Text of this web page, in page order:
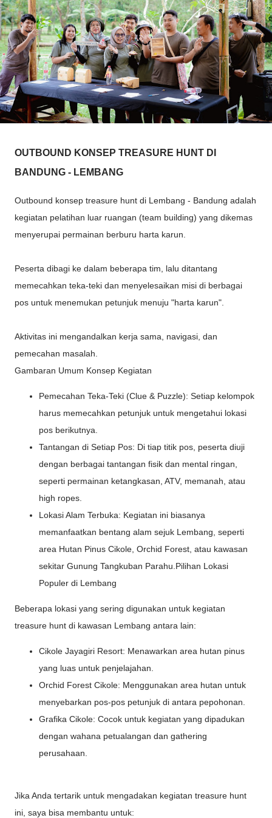
OUTBOUND KONSEP TREASURE HUNT DI
BANDUNG - LEMBANG
Outbound konsep treasure hunt di Lembang - Bandung adalah
kegiatan pelatihan luar ruangan (team building) yang dikemas
menyerupai permainan berburu harta karun.
Peserta dibagi ke dalam beberapa tim, lalu ditantang
memecahkan teka-teki dan menyelesaikan misi di berbagai
pos untuk menemukan petunjuk menuju "harta karun".
Aktivitas ini mengandalkan kerja sama, navigasi, dan
pemecahan masalah.
Gambaran Umum Konsep Kegiatan
Pemecahan Teka-Teki (Clue & Puzzle): Setiap kelompok
harus memecahkan petunjuk untuk mengetahui lokasi
pos berikutnya.
Tantangan di Setiap Pos: Di tiap titik pos, peserta diuji
dengan berbagai tantangan fisik dan mental ringan,
seperti permainan ketangkasan, ATV, memanah, atau
high ropes.
Lokasi Alam Terbuka: Kegiatan ini biasanya
memanfaatkan bentang alam sejuk Lembang, seperti
area Hutan Pinus Cikole, Orchid Forest, atau kawasan
sekitar Gunung Tangkuban Parahu.Pilihan Lokasi
Populer di Lembang
Beberapa lokasi yang sering digunakan untuk kegiatan
treasure hunt di kawasan Lembang antara lain:
Cikole Jayagiri Resort: Menawarkan area hutan pinus
yang luas untuk penjelajahan.
Orchid Forest Cikole: Menggunakan area hutan untuk
menyebarkan pos-pos petunjuk di antara pepohonan.
Grafika Cikole: Cocok untuk kegiatan yang dipadukan
dengan wahana petualangan dan gathering
perusahaan.
Jika Anda tertarik untuk mengadakan kegiatan treasure hunt
ini, saya bisa membantu untuk: